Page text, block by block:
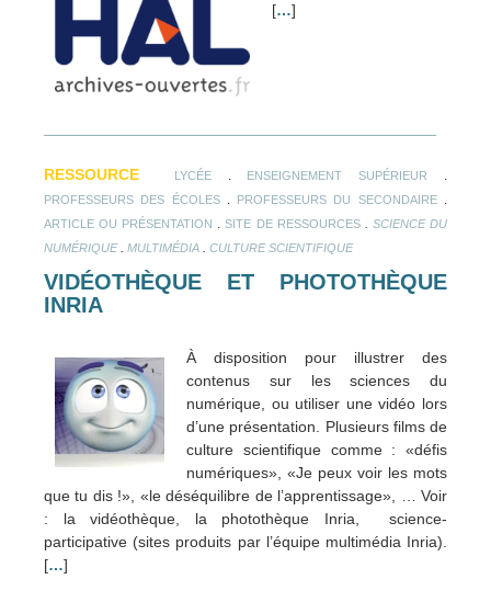
[…]
RESSOURCE LYCÉE. ENSEIGNEMENT SUPÉRIEUR
PROFESSEURS DES ÉCOLES. PROFESSEURS DU SECONDAIRE.
ARTICLE OU PRÉSENTATION .SITE DE RESSOURCES. SCIENCE DU
NUMÉRIQUE. MULTIMÉDIA CULTURE SCIENTIFIQUE
VIDÉOTHÈQUE ET PHOTOTHÈQUE
INRIA
À disposition pour illustrer des
contenus sur les sciences du
numérique, ou utiliser une vidéo lors
d’une présentation. Plusieurs films de
culture scientifique comme : «défis
numériques», «Je peux voir les mots
que tu dis !», «le déséquilibre de l’apprentissage», … Voir
: la vidéothèque, la photothèque Inria, science-
participative (sites produits par l’équipe multimédia Inria).
[…]